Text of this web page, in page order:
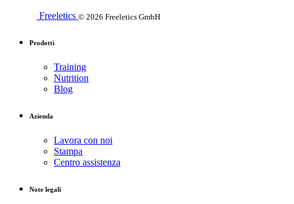
Freeletics © 2026 Freeletics GmbH
Prodotti
Training
Nutrition
Blog
Azienda
Lavora con noi
Stampa
Centro assistenza
Note legali